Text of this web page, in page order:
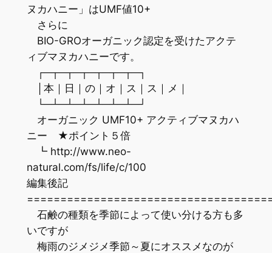
ヌカハニー」はUMF値10+
さらに
BIO-GROオーガニック認定を受けたアクテ
ィブマヌカハニーです。
┌─┬─┬─┬─┬─┬─┬─┐
│本｜日｜の｜オ｜ス｜ス｜メ｜
└─┴─┴─┴─┴─┴─┴─┘
オーガニック UMF10+ アクティブマヌカハ
ニー ★ポイント５倍
┗ http://www.neo-
natural.com/fs/life/c/100
編集後記
石鹸の種類を季節によって使い分ける方も多
いですが
梅雨のジメジメ季節～夏にオススメなのが